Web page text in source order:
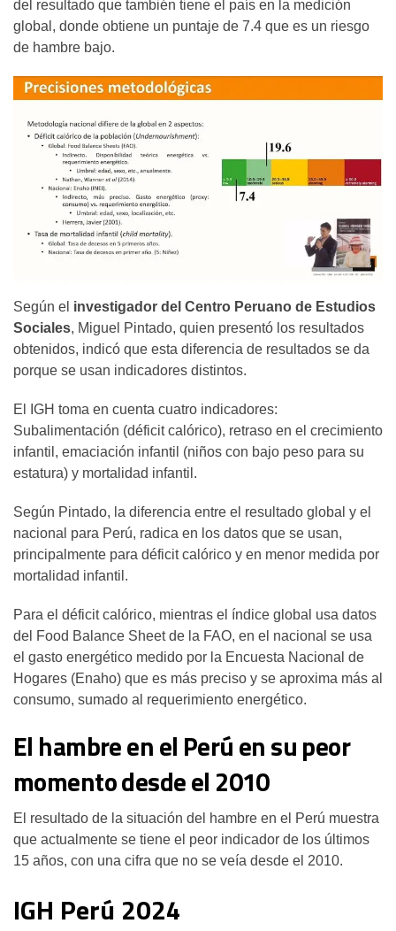
del resultado que también tiene el país en la medición
global, donde obtiene un puntaje de 7.4 que es un riesgo
de hambre bajo.
Según el investigador del Centro Peruano de Estudios
Sociales, Miguel Pintado, quien presentó los resultados
obtenidos, indicó que esta diferencia de resultados se da
porque se usan indicadores distintos.
El IGH toma en cuenta cuatro indicadores:
Subalimentación (déficit calórico), retraso en el crecimiento
infantil, emaciación infantil (niños con bajo peso para su
estatura) y mortalidad infantil.
Según Pintado, la diferencia entre el resultado global y el
nacional para Perú, radica en los datos que se usan,
principalmente para déficit calórico y en menor medida por
mortalidad infantil.
Para el déficit calórico, mientras el índice global usa datos
del Food Balance Sheet de la FAO, en el nacional se usa
el gasto energético medido por la Encuesta Nacional de
Hogares (Enaho) que es más preciso y se aproxima más al
consumo, sumado al requerimiento energético.
El hambre en el Perú en su peor
momento desde el 2010
El resultado de la situación del hambre en el Perú muestra
que actualmente se tiene el peor indicador de los últimos
15 años, con una cifra que no se veía desde el 2010.
IGH Perú 2024